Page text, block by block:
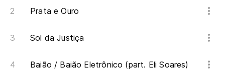
Prata e Ouro
Sol da Justiça
Baião / Baião Eletrônico (part. Eli Soares)